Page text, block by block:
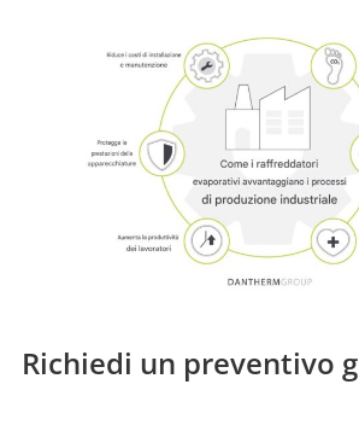
Richiedi un preventivo